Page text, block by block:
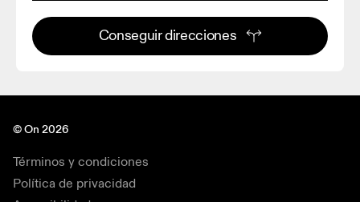
Conseguir direcciones
© On 2026
Términos y condiciones
Política de privacidad